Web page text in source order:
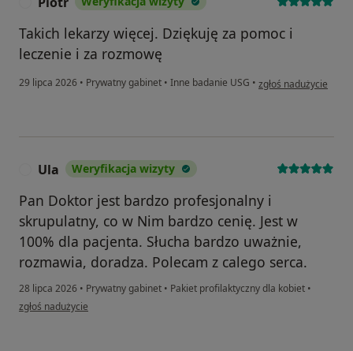
Takich lekarzy więcej. Dziękuję za pomoc i
leczenie i za rozmowę
29 lipca 2026 • Prywatny gabinet • Inne badanie USG • w opinii użytkownika
zgłoś nadużycie
Ula Weryfikacja wizyty
Pan Doktor jest bardzo profesjonalny i
skrupulatny, co w Nim bardzo cenię. Jest w
100% dla pacjenta. Słucha bardzo uważnie,
rozmawia, doradza. Polecam z calego serca.
28 lipca 2026 • Prywatny gabinet • Pakiet profilaktyczny dla kobiet •
w opinii użytkownika Ula
zgłoś nadużycie